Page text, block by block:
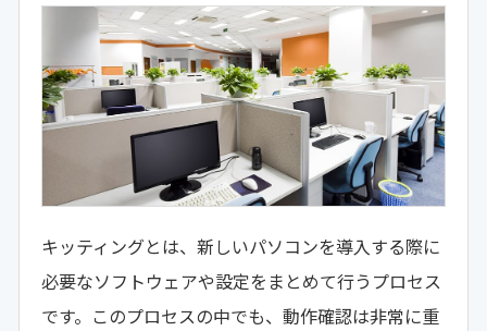
キッティングとは、新しいパソコンを導入する際に
必要なソフトウェアや設定をまとめて行うプロセス
です。このプロセスの中でも、動作確認は非常に重